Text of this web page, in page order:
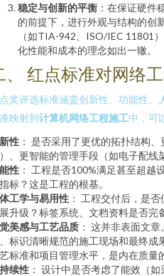
稳定与创新的平衡 ：在保证硬件
的前提下，进行外观与结构的创
（如TIA-942、ISO/IEC 11801
化性能和成本的理念如出一辙。
、 红点标准对网络
奖评选标准涵盖创新性、功能性
映射到计算机网络工程施工中，可
性 ： 是否采用了更优的拓扑结构
、更智能的管理手段（如电子配线
性 ： 工程是否100%满足甚至超越
标？这是工程的根基。
工学与易用性 ： 工程交付后，是
升级？标签系统、文档资料是否完
美感与工艺品质 ： 这并非表面文
标识清晰规范的施工现场和最终
标准和项目管理水平，是内在质量
续性 ： 设计中是否考虑了能效（